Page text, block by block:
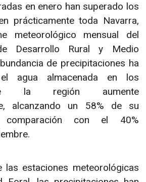
en enero han superado los
prácticamente toda Navarra,
meteorológico mensual del
Desarrollo Rural y Medio
de precipitaciones ha
agua almacenada en los
la región aumente
alcanzando un 58% de su
comparación con el 40%
las estaciones meteorológicas